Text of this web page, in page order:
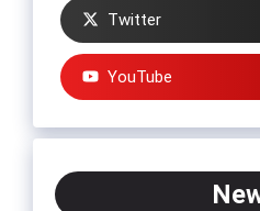
Twitter
YouTube